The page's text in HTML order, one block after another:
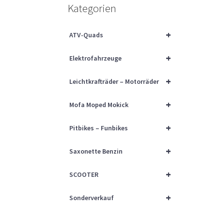
Kategorien
+
ATV-Quads
+
Elektrofahrzeuge
+
Leichtkrafträder – Motorräder
+
Mofa Moped Mokick
+
Pitbikes – Funbikes
+
Saxonette Benzin
+
SCOOTER
+
Sonderverkauf